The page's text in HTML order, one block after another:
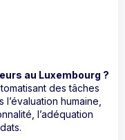
au Luxembourg ?
des tâches
humaine,
l’adéquation